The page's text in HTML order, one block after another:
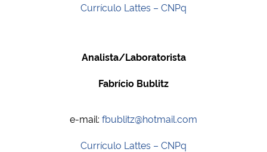
Currículo Lattes – CNPq
Analista/Laboratorista
Fabrício Bublitz
e-mail: fbublitz@hotmail.com
Currículo Lattes – CNPq